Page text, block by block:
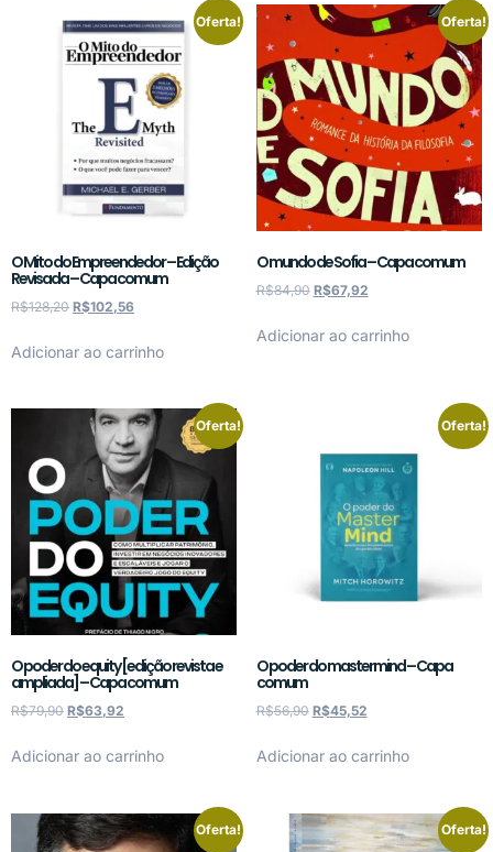
Oferta!
O Mito do Empreendedor – Edição
Revisada – Capa comum
R$128,20 R$102,56
Adicionar ao carrinho
Oferta!
O mundo de Sofia – Capa comum
R$84,90 R$67,92
Adicionar ao carrinho
Oferta!
O poder do equity [edição revista e
ampliada] – Capa comum
R$79,90 R$63,92
Adicionar ao carrinho
Oferta!
O poder do mastermind – Capa
comum
R$56,90 R$45,52
Adicionar ao carrinho
Oferta! Oferta!